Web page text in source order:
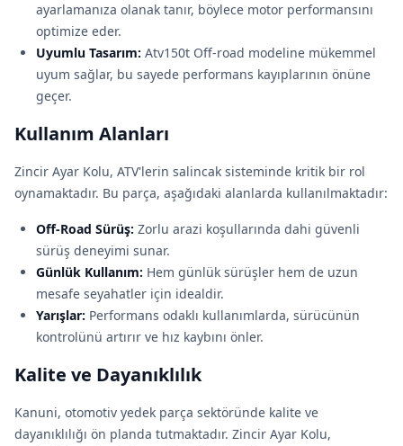
ayarlamanıza olanak tanır, böylece motor performansını
optimize eder.
Uyumlu Tasarım: Atv150t Off-road modeline mükemmel
uyum sağlar, bu sayede performans kayıplarının önüne
geçer.
Kullanım Alanları
Zincir Ayar Kolu, ATV'lerin salincak sisteminde kritik bir rol
oynamaktadır. Bu parça, aşağıdaki alanlarda kullanılmaktadır:
Off-Road Sürüş: Zorlu arazi koşullarında dahi güvenli
sürüş deneyimi sunar.
Günlük Kullanım: Hem günlük sürüşler hem de uzun
mesafe seyahatler için idealdir.
Yarışlar: Performans odaklı kullanımlarda, sürücünün
kontrolünü artırır ve hız kaybını önler.
Kalite ve Dayanıklılık
Kanuni, otomotiv yedek parça sektöründe kalite ve
dayanıklılığı ön planda tutmaktadır. Zincir Ayar Kolu,